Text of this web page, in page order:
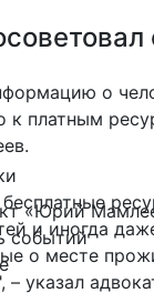
«Юрий
событий
о
платным
и иногда
о месте
– указал